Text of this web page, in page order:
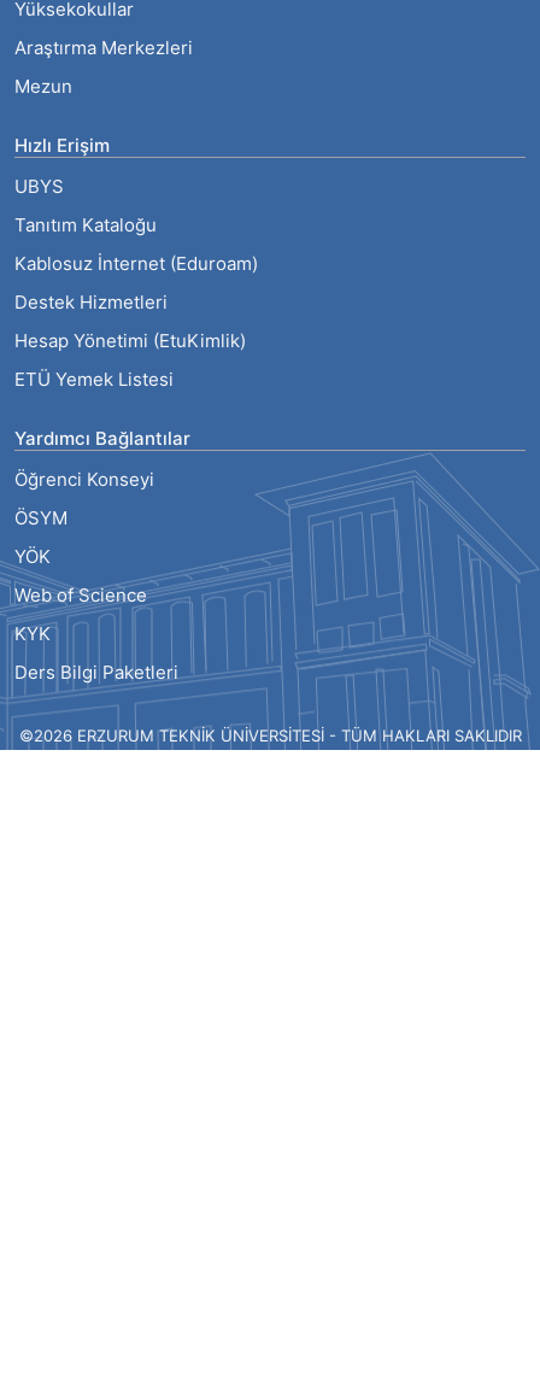
Yüksekokullar
Araştırma Merkezleri
Mezun
Hızlı Erişim
UBYS
Tanıtım Kataloğu
Kablosuz İnternet (Eduroam)
Destek Hizmetleri
Hesap Yönetimi (EtuKimlik)
ETÜ Yemek Listesi
Yardımcı Bağlantılar
Öğrenci Konseyi
ÖSYM
YÖK
Web of Science
KYK
Ders Bilgi Paketleri
©2026 ERZURUM TEKNİK ÜNİVERSİTESİ - TÜM HAKLARI SAKLIDIR